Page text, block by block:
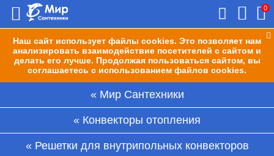
Наш сайт использует файлы cookies. Это позволяет нам
анализировать взаимодействие посетителей с сайтом и
делать его лучше. Продолжая пользоваться сайтом, вы
соглашаетесь с использованием файлов cookies.
0
Мир Сантехники
Конвекторы отопления
Решетки для внутрипольных конвекторов